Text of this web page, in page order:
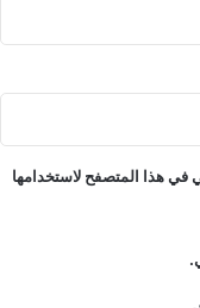
في هذا المتصفح لاستخدامها